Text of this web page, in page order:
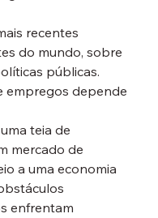
recentes
do mundo, sobre
públicas.
empregos depende
teia de
mercado de
a uma economia
enfrentam